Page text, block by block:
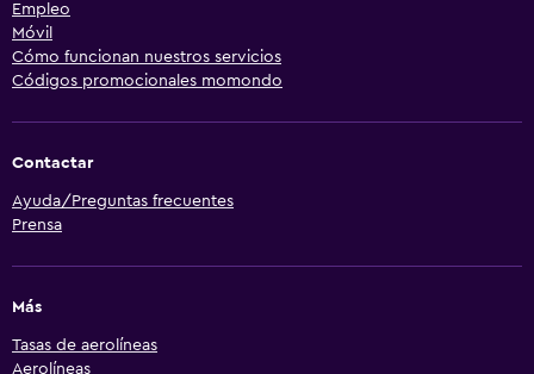
Empleo
Móvil
Cómo funcionan nuestros servicios
Códigos promocionales momondo
Contactar
Ayuda/Preguntas frecuentes
Prensa
Más
Tasas de aerolíneas
Aerolíneas